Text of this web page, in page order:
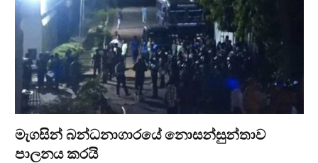
මැගසින් බන්ධනාගාරයේ නොසන්සුන්තාව
පාලනය කරයි